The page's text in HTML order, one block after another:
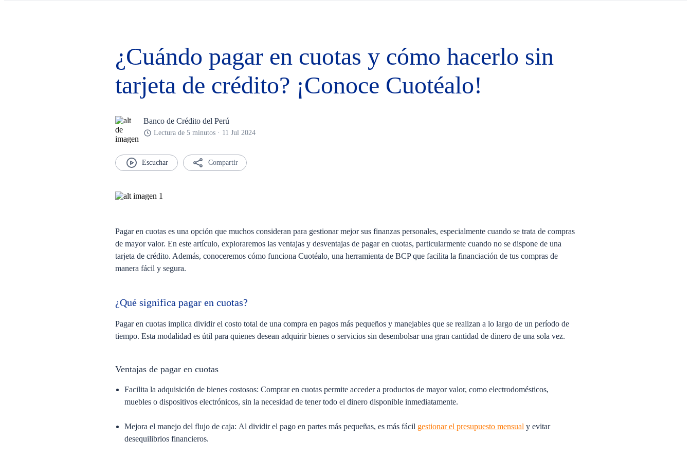
¿Cuándo pagar en cuotas y cómo hacerlo sin
tarjeta de crédito? ¡Conoce Cuotéalo!
Banco de Crédito del Perú
Lectura de 5 minutos · 11 Jul 2024
Compartir
Pagar en cuotas es una opción que muchos consideran para gestionar mejor sus finanzas personales, especialmente cuando se trata de compras
de mayor valor. En este artículo, exploraremos las ventajas y desventajas de pagar en cuotas, particularmente cuando no se dispone de una
tarjeta de crédito. Además, conoceremos cómo funciona Cuotéalo, una herramienta de BCP que facilita la financiación de tus compras de
manera fácil y segura.
¿Qué significa pagar en cuotas?
Pagar en cuotas implica dividir el costo total de una compra en pagos más pequeños y manejables que se realizan a lo largo de un período de
tiempo. Esta modalidad es útil para quienes desean adquirir bienes o servicios sin desembolsar una gran cantidad de dinero de una sola vez.
Ventajas de pagar en cuotas
Facilita la adquisición de bienes costosos: Comprar en cuotas permite acceder a productos de mayor valor, como electrodomésticos,
muebles o dispositivos electrónicos, sin la necesidad de tener todo el dinero disponible inmediatamente.
Mejora el manejo del flujo de caja: Al dividir el pago en partes más pequeñas, es más fácil gestionar el presupuesto mensual y evitar
desequilibrios financieros.